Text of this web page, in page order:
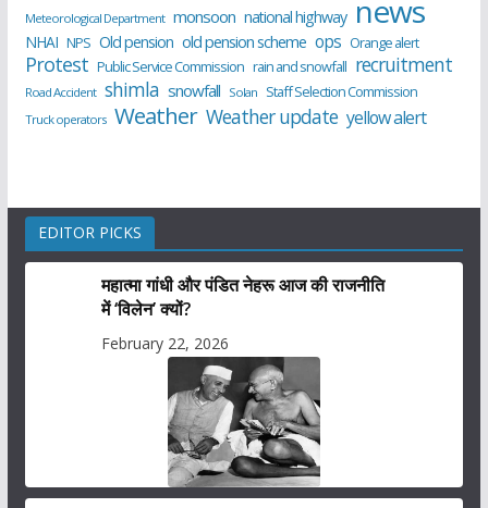
Meteorological Department monsoon national highway news
NHAI NPS Old pension old pension scheme ops Orange alert
Protest Public Service Commission rain and snowfall recruitment
Road Accident shimla snowfall Solan Staff Selection Commission
Truck operators Weather Weather update yellow alert
EDITOR PICKS
महात्मा गांधी और पंडित नेहरू आज की राजनीति
में ‘विलेन’ क्यों?
February 22, 2026